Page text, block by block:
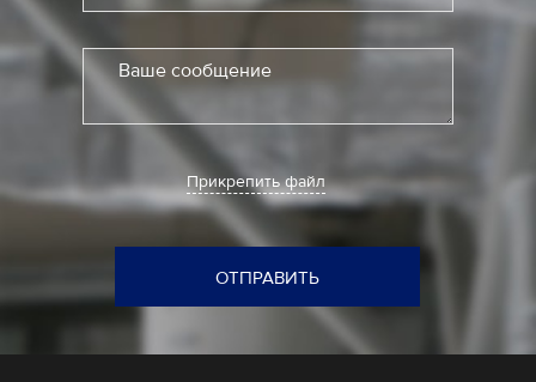
Ваше сообщение
Прикрепить файл
ОТПРАВИТЬ